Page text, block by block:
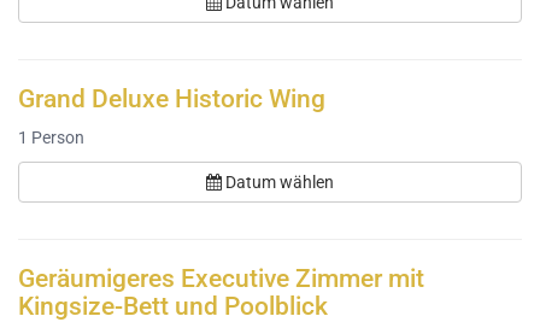
Grand Deluxe Historic Wing
1 Person
Datum wählen
Geräumigeres Executive Zimmer mit
Kingsize-Bett und Poolblick